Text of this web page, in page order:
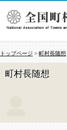
トップページ > 町村長随想
町村長随想